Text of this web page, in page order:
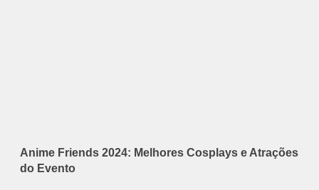
Anime Friends 2024: Melhores Cosplays e Atrações
do Evento